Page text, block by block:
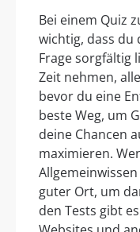
Bei einem Quiz
wichtig, dass
Frage sorgfältig
Zeit nehmen,
bevor du eine
beste Weg, um
deine Chancen
maximieren.
guter Ort, um
den Tests gibt